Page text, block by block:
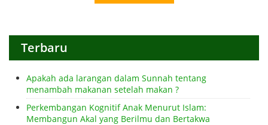
Terbaru
Apakah ada larangan dalam Sunnah tentang
menambah makanan setelah makan ?
Perkembangan Kognitif Anak Menurut Islam:
Membangun Akal yang Berilmu dan Bertakwa